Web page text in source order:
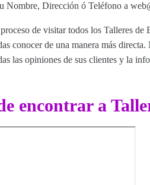
Nombre, Dirección ó Teléfono a
de visitar todos los Talleres
conocer de una manera más
las opiniones de sus clientes y la
encontrar a